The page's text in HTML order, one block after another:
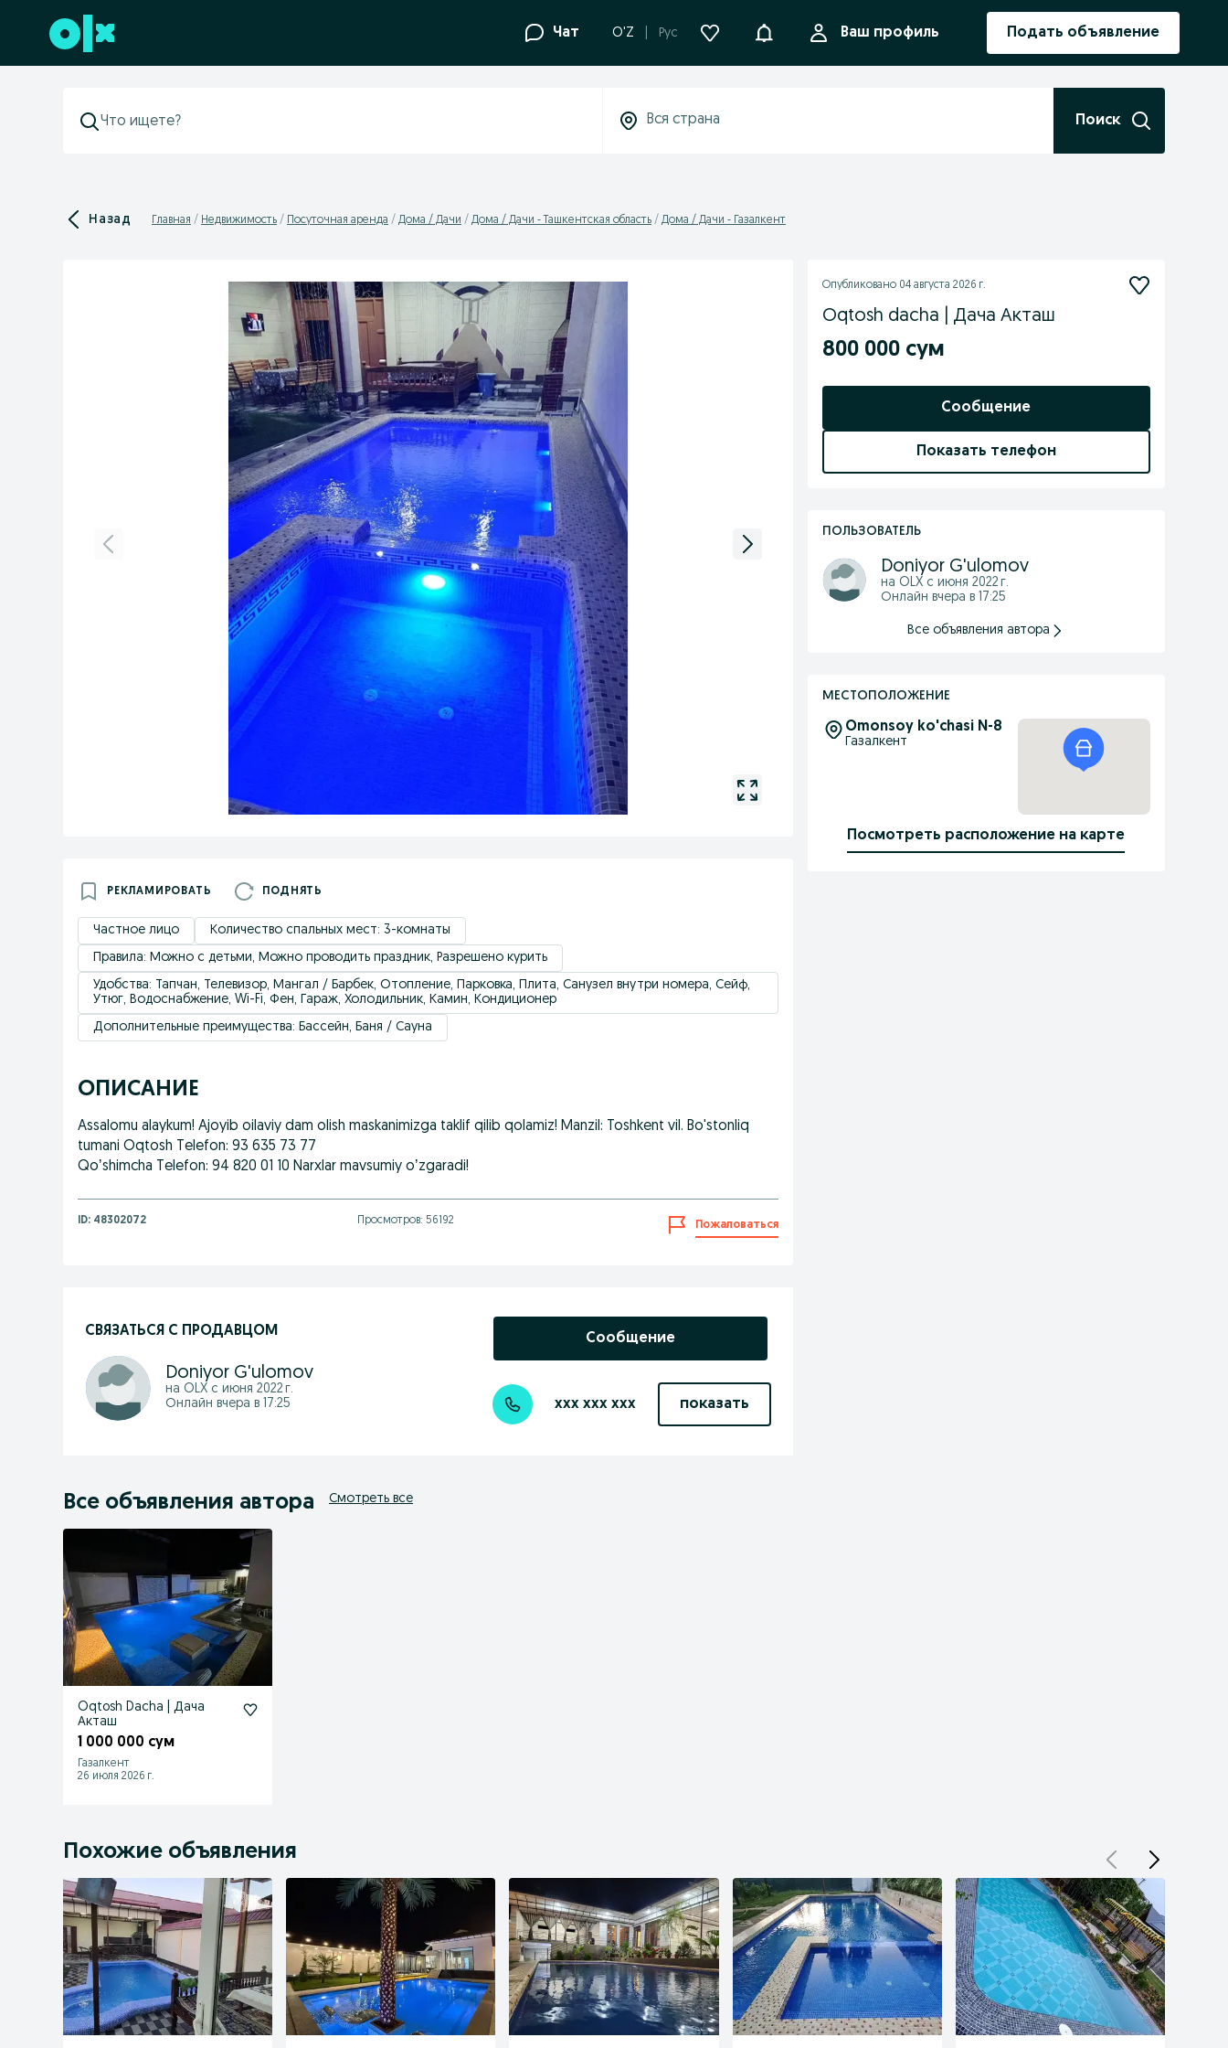
Перейти к нижнему колонтитулу Чат O'Z Рус УведомленияВаш профиль Подать объявление
Поиск
Назад Главная Недвижимость Посуточная аренда Дома / Дачи Дома / Дачи - Ташкентская область Дома / Дачи - Газалкент
РЕКЛАМИРОВАТЬ ПОДНЯТЬ
Частное лицо
Количество спальных мест: 3-комнаты
Правила: Можно с детьми, Можно проводить праздник, Разрешено курить
Удобствa: Тапчан, Телевизор, Мангал / Барбек, Отопление, Парковка, Плита, Санузел внутри номера, Сейф,
Утюг, Водоснабжение, Wi-Fi, Фен, Гараж, Холодильник, Камин, Кондиционер
Дополнительные преимущества: Бассейн, Баня / Сауна
ОПИСАНИЕ
Assalomu alaykum! Ajoyib oilaviy dam olish maskanimizga taklif qilib qolamiz! Manzil: Toshkent vil. Bo'stonliq
tumani Oqtosh Telefon: 93 635 73 77
Qoʼshimcha Telefon: 94 820 01 10 Narxlar mavsumiy oʼzgaradi!
ID: 48302072 Просмотров: 56192 Пожаловаться
СВЯЗАТЬСЯ С ПРОДАВЦОМ
Doniyor G'ulomov
на OLX с июня 2022 г.
Онлайн вчера в 17:25
Сообщение
xxx xxx xxx показать
Опубликовано 04 августа 2026 г.
Oqtosh dacha | Дача Акташ
800 000 сум
Сообщение
Показать телефон
ПОЛЬЗОВАТЕЛЬ
Doniyor G'ulomov
на OLX с июня 2022 г.
Онлайн вчера в 17:25
Все объявления автора
МЕСТОПОЛОЖЕНИЕ
Omonsoy ko'chasi N-8
Газалкент
Посмотреть расположение на карте
Все объявления автора Смотреть все
Oqtosh Dacha | Дача
Акташ
1 000 000 сум
Газалкент
26 июля 2026 г.
Похожие объявления